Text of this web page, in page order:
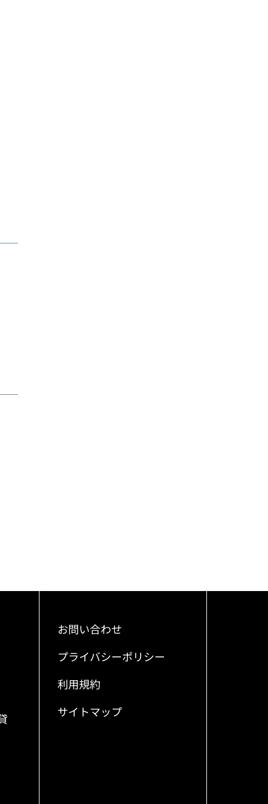
お問い合わせ
プライバシーポリシー
利用規約
サイトマップ